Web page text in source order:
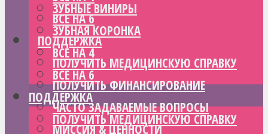
ВСЕ НА 6
ПОДДЕРЖКА
ПОЛУЧИТЬ МЕДИЦИНСКУЮ СПРАВКУ
ПОЛУЧИТЬ ФИНАНСИРОВАНИЕ
ЧАСТО ЗАДАВАЕМЫЕ ВОПРОСЫ
МИССИЯ & ЦЕННОСТИ
ЗУБНЫЕ ВИНИРЫ
ЗУБНАЯ КОРОНКА
ВСЕ НА 4
ВСЕ НА 6
ПОДДЕРЖКА
ПОЛУЧИТЬ МЕДИЦИНСКУЮ СПРАВКУ